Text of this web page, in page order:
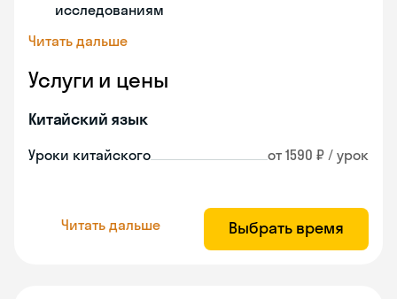
исследованиям
Читать дальше
Услуги и цены
Китайский язык
Уроки китайского от 1590 ₽ / урок
Читать дальше Выбрать время